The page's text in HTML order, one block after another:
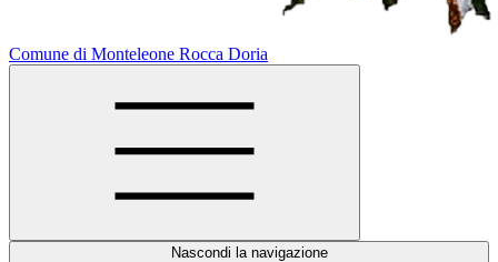
Comune di Monteleone Rocca Doria
Nascondi la navigazione